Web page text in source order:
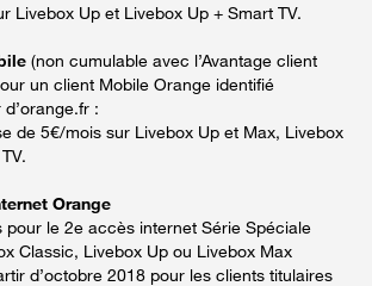
Livebox Up et Livebox Up + Smart TV.
(non cumulable avec l’Avantage client
un client Mobile Orange identifié
:
de 5€/mois sur Livebox Up et Max, Livebox
Orange
pour le 2e accès internet Série Spéciale
Classic, Livebox Up ou Livebox Max
d’octobre 2018 pour les clients titulaires